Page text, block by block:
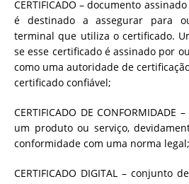
CERTIFICADO – documento
é destinado a assegurar para
terminal que utiliza o certificado.
se esse certificado é assinado por
como uma autoridade de
certificado confiável;
CERTIFICADO DE
um produto ou serviço,
conformidade com uma norma legal;
CERTIFICADO DIGITAL – conjunto